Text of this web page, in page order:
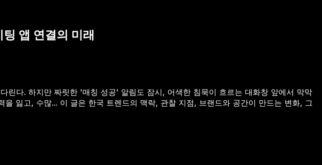
앱 연결의 미래
린다. 하지만 짜릿한 '매칭 성공' 알림도 잠시, 어색한 침묵이 흐르는 대화창 앞에서 막막
을 잃고, 수많... 이 글은 한국 트렌드의 맥락, 관찰 지점, 브랜드와 공간이 만드는 변화, 그